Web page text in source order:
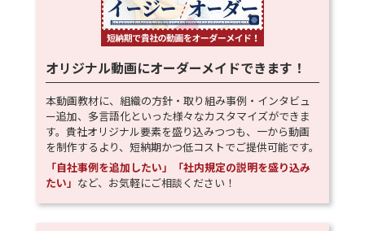
オリジナル動画にオーダーメイドできます！
本動画教材に、組織の方針・取り組み事例・インタビュ
ー追加、多言語化といった様々なカスタマイズができま
す。貴社オリジナル要素を盛り込みつつも、一から動画
を制作するより、短納期かつ低コストでご提供可能です。
「自社事例を追加したい」「社内規定の説明を盛り込み
たい」 など、お気軽にご相談ください！